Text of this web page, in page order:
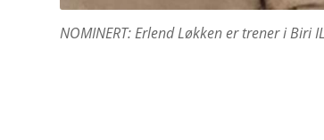
NOMINERT: Erlend Løkken er trener i